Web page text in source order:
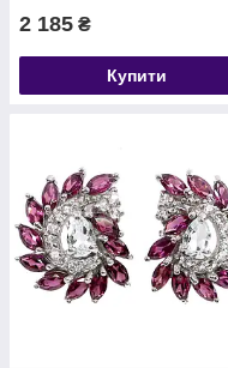
2 185 ₴
Купити